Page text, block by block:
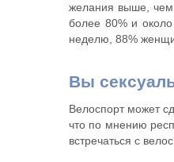
желания выше, чем
более 80% и
неделю, 88%
Вы
Велоспорт может
что по мнению
встречаться с